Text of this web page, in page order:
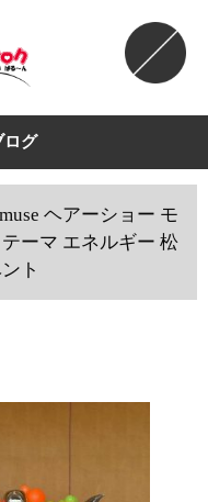
ログ
ヘアーショー モ
ーマ エネルギー 松
ト